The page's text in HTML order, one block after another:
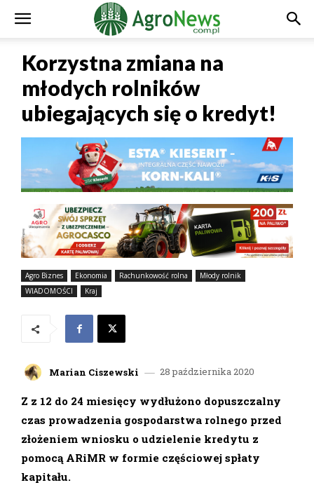
Korzystna zmiana na
młodych rolników
ubiegających się o kredyt!
Agro Biznes Ekonomia Rachunkowość rolna
Młody rolnik
WIADOMOŚCI
Kraj
Marian Ciszewski 28 października 2020
Z z 12 do 24 miesięcy wydłużono dopuszczalny
czas prowadzenia gospodarstwa rolnego przed
złożeniem wniosku o udzielenie kredytu z
pomocą ARiMR w formie częściowej spłaty
kapitału.